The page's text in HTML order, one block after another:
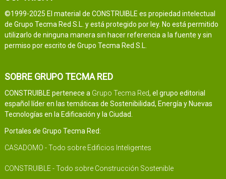
©1999-2025 El material de CONSTRUIBLE es propiedad intelectual
de Grupo Tecma Red S.L. y está protegido por ley. No está permitido
utilizarlo de ninguna manera sin hacer referencia a la fuente y sin
permiso por escrito de Grupo Tecma Red S.L.
SOBRE GRUPO TECMA RED
CONSTRUIBLE pertenece a Grupo Tecma Red, el grupo editorial
español líder en las temáticas de Sostenibilidad, Energía y Nuevas
Tecnologías en la Edificación y la Ciudad.
Portales de Grupo Tecma Red:
CASADOMO - Todo sobre Edificios Inteligentes
CONSTRUIBLE - Todo sobre Construcción Sostenible